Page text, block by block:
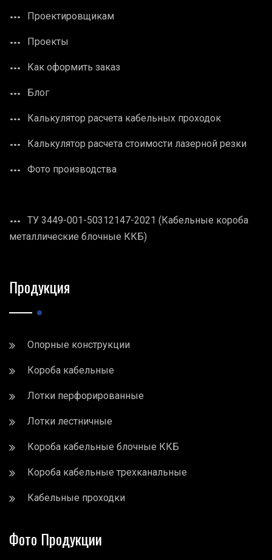
Проектировщикам
Проекты
Как оформить заказ
Блог
Калькулятор расчета кабельных проходок
Калькулятор расчета стоимости лазерной резки
Фото производства
ТУ 3449-001-50312147-2021 (Кабельные короба
металлические блочные ККБ)
Продукция
Опорные конструкции
Короба кабельные
Лотки перфорированные
Лотки лестничные
Короба кабельные блочные ККБ
Короба кабельные трехканальные
Кабельные проходки
Фото Продукции